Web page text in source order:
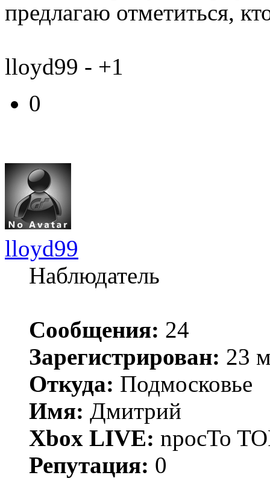
предлагаю отметиться,
lloyd99 - +1
0
lloyd99
Наблюдатель
Сообщения: 24
Зарегистрирован: 23
Откуда: Подмосковье
Имя: Дмитрий
Xbox LIVE: npocTo
Репутация: 0